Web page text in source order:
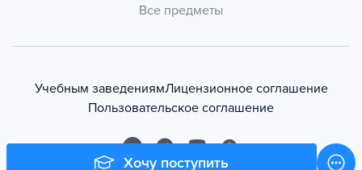
Хочу поступить
Все предметы
Учебным заведениямЛицензионное соглашение
Пользовательское соглашение